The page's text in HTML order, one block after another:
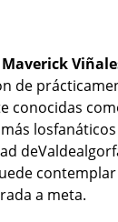
Maverick
de
como
contemplar
a meta.